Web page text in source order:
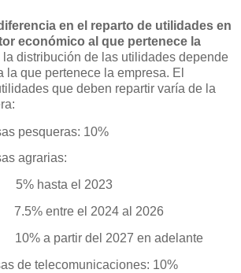
en el reparto de utilidades en
económico al que pertenece la
la distribución de las utilidades depende
la que pertenece la empresa. El
que deben repartir varía de la
pesqueras: 10%
agrarias:
5% hasta el 2023
7.5% entre el 2024 al 2026
10% a partir del 2027 en adelante
de telecomunicaciones: 10%